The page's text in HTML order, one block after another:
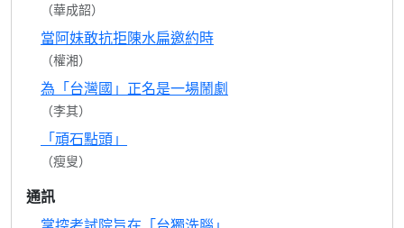
（華成韶）
當阿妹敢抗拒陳水扁邀約時
（權湘）
為「台灣國」正名是一場鬧劇
（李其）
「頑石點頭」
（瘦叟）
通訊